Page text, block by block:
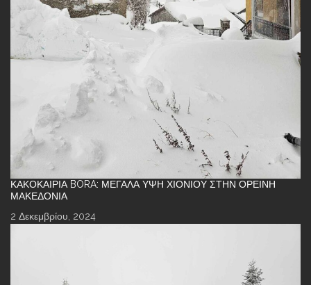
ΚΑΚΟΚΑΙΡΊΑ BORA: ΜΕΓΆΛΑ ΎΨΗ ΧΙΟΝΙΟΎ ΣΤΗΝ ΟΡΕΙΝΉ
ΜΑΚΕΔΟΝΊΑ
2 Δεκεμβρίου, 2024